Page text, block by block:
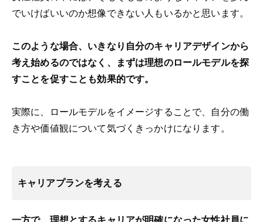
でいけばいいのか想像できない人もいるかと思います。
このような場合、いきなり自分のキャリアデザインから
考え始めるのではなく、まずは理想のロールモデルを探
すことを促すことも効果的です。
実際に、ロールモデルをイメージすることで、自分の働
き方や価値観について気づくきっかけになります。
キャリアプランを考える